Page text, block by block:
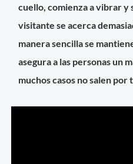
cuello, comienza a vibrar y
visitante se acerca
manera sencilla se
asegura a las personas un
muchos casos no salen por